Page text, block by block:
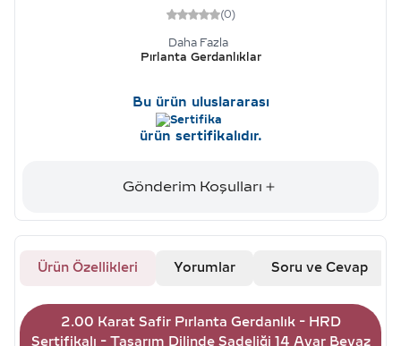
(0)
Daha Fazla
Pırlanta Gerdanlıklar
Bu ürün uluslararası
ürün sertifikalıdır.
Gönderim Koşulları
Ürün Özellikleri Yorumlar Soru ve Cevap
2.00 Karat Safir Pırlanta Gerdanlık - HRD
Sertifikalı - Tasarım Dilinde Sadeliği 14 Ayar Beyaz